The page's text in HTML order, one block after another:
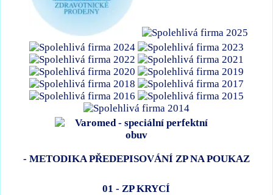
- METODIKA PŘEDEPISOVÁNÍ ZP NA POUKAZ
01 - ZP KRYCÍ